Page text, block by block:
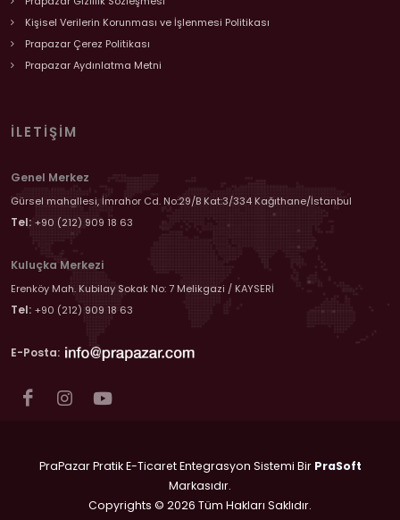
Kişisel Verilerin Korunması ve İşlenmesi Politikası
Prapazar Çerez Politikası
Prapazar Aydınlatma Metni
İLETIŞIM
Genel Merkez
Gürsel mahallesi, İmrahor Cd. No:29/B Kat:3/334 Kağıthane/İstanbul
Tel: +90 (212) 909 18 63
Kuluçka Merkezi
Erenköy Mah. Kubilay Sokak No: 7 Melikgazi / KAYSERİ
Tel: +90 (212) 909 18 63
E-Posta:
PraPazar Pratik E-Ticaret Entegrasyon Sistemi Bir PraSoft
Markasıdır.
Copyrights © 2026 Tüm Hakları Saklıdır.